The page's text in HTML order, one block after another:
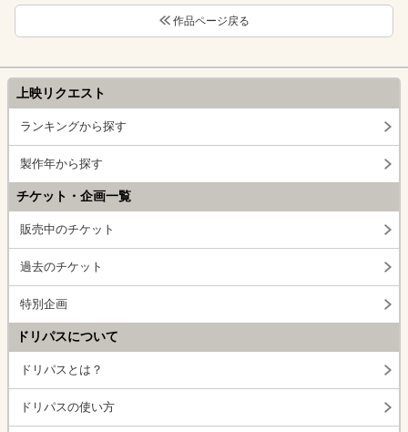
作品ページ戻る
上映リクエスト
ランキングから探す
製作年から探す
チケット・企画一覧
販売中のチケット
過去のチケット
特別企画
ドリパスについて
ドリパスとは？
ドリパスの使い方